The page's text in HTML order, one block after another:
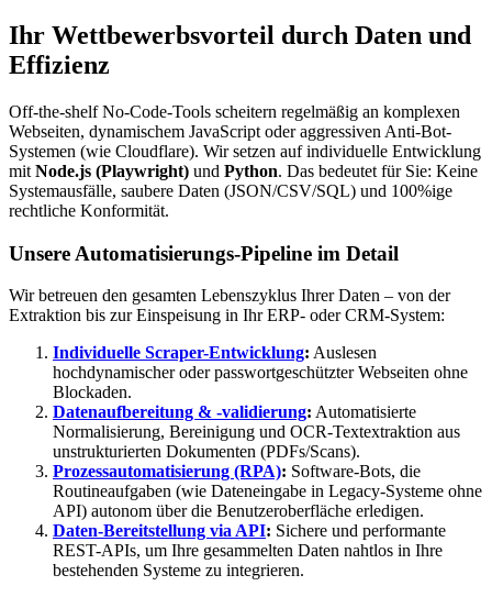
Ihr Wettbewerbsvorteil durch Daten und
Effizienz
Off-the-shelf No-Code-Tools scheitern regelmäßig an komplexen
Webseiten, dynamischem JavaScript oder aggressiven Anti-Bot-
Systemen (wie Cloudflare). Wir setzen auf individuelle Entwicklung
mit Node.js (Playwright) und Python. Das bedeutet für Sie: Keine
Systemausfälle, saubere Daten (JSON/CSV/SQL) und 100%ige
rechtliche Konformität.
Unsere Automatisierungs-Pipeline im Detail
Wir betreuen den gesamten Lebenszyklus Ihrer Daten – von der
Extraktion bis zur Einspeisung in Ihr ERP- oder CRM-System:
Individuelle Scraper-Entwicklung: Auslesen
hochdynamischer oder passwortgeschützter Webseiten ohne
Blockaden.
Datenaufbereitung & -validierung: Automatisierte
Normalisierung, Bereinigung und OCR-Textextraktion aus
unstrukturierten Dokumenten (PDFs/Scans).
Prozessautomatisierung (RPA): Software-Bots, die
Routineaufgaben (wie Dateneingabe in Legacy-Systeme ohne
API) autonom über die Benutzeroberfläche erledigen.
Daten-Bereitstellung via API: Sichere und performante
REST-APIs, um Ihre gesammelten Daten nahtlos in Ihre
bestehenden Systeme zu integrieren.